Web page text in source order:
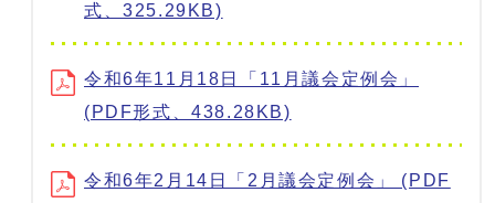
式、325.29KB)
令和6年11月18日「11月議会定例会」
(PDF形式、438.28KB)
令和6年2月14日「2月議会定例会」 (PDF